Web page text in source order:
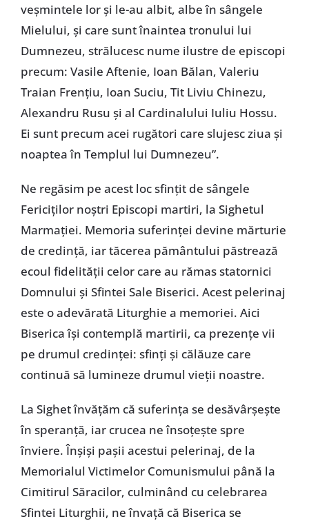
veșmintele lor și le-au albit, albe în sângele
Mielului, și care sunt înaintea tronului lui
Dumnezeu, strălucesc nume ilustre de episcopi
precum: Vasile Aftenie, Ioan Bălan, Valeriu
Traian Frențiu, Ioan Suciu, Tit Liviu Chinezu,
Alexandru Rusu și al Cardinalului Iuliu Hossu.
Ei sunt precum acei rugători care slujesc ziua și
noaptea în Templul lui Dumnezeu”.
Ne regăsim pe acest loc sfințit de sângele
Fericiților noștri Episcopi martiri, la Sighetul
Marmației. Memoria suferinței devine mărturie
de credință, iar tăcerea pământului păstrează
ecoul fidelității celor care au rămas statornici
Domnului și Sfintei Sale Biserici. Acest pelerinaj
este o adevărată Liturghie a memoriei. Aici
Biserica își contemplă martirii, ca prezențe vii
pe drumul credinței: sfinți și călăuze care
continuă să lumineze drumul vieții noastre.
La Sighet învățăm că suferința se desăvârșește
în speranță, iar crucea ne însoțește spre
înviere. Înșiși pașii acestui pelerinaj, de la
Memorialul Victimelor Comunismului până la
Cimitirul Săracilor, culminând cu celebrarea
Sfintei Liturghii, ne învață că Biserica se